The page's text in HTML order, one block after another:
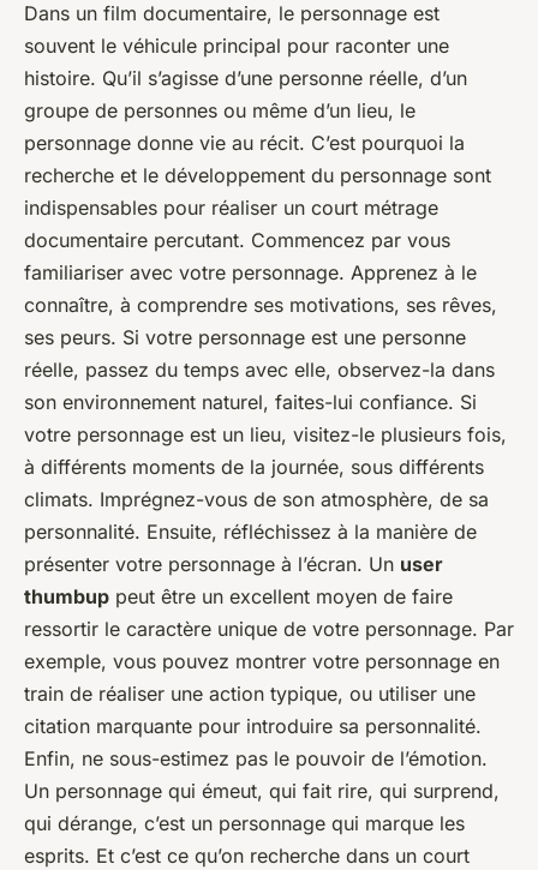
Dans un film documentaire, le personnage est
souvent le véhicule principal pour raconter une
histoire. Qu’il s’agisse d’une personne réelle, d’un
groupe de personnes ou même d’un lieu, le
personnage donne vie au récit. C’est pourquoi la
recherche et le développement du personnage sont
indispensables pour réaliser un court métrage
documentaire percutant. Commencez par vous
familiariser avec votre personnage. Apprenez à le
connaître, à comprendre ses motivations, ses rêves,
ses peurs. Si votre personnage est une personne
réelle, passez du temps avec elle, observez-la dans
son environnement naturel, faites-lui confiance. Si
votre personnage est un lieu, visitez-le plusieurs fois,
à différents moments de la journée, sous différents
climats. Imprégnez-vous de son atmosphère, de sa
personnalité. Ensuite, réfléchissez à la manière de
présenter votre personnage à l’écran. Un user
thumbup peut être un excellent moyen de faire
ressortir le caractère unique de votre personnage. Par
exemple, vous pouvez montrer votre personnage en
train de réaliser une action typique, ou utiliser une
citation marquante pour introduire sa personnalité.
Enfin, ne sous-estimez pas le pouvoir de l’émotion.
Un personnage qui émeut, qui fait rire, qui surprend,
qui dérange, c’est un personnage qui marque les
esprits. Et c’est ce qu’on recherche dans un court